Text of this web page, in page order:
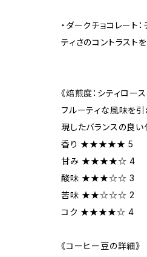
・ダークチョコレート
ティさのコントラスト
《焙煎度：シティロー
フルーティな風味を
現したバランスの良い
香り ★★★★★ 5
甘み ★★★★☆ 4
酸味 ★★★☆☆ 3
苦味 ★★☆☆☆ 2
コク ★★★★☆ 4
《コーヒー豆の詳細》